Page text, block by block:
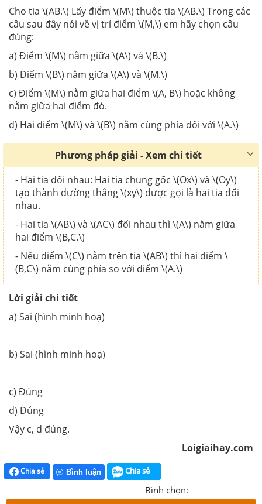
Cho tia \(AB.\) Lấy điểm \(M\) thuộc tia \(AB.\) Trong các
câu sau đây nói về vị trí điểm \(M,\) em hãy chọn câu
đúng:
a) Điểm \(M\) nằm giữa \(A\) và \(B.\)
b) Điểm \(B\) nằm giữa \(A\) và \(M.\)
c) Điểm \(M\) nằm giữa hai điểm \(A, B\) hoặc không
nằm giữa hai điểm đó.
d) Hai điểm \(M\) và \(B\) nằm cùng phía đối với \(A.\)
Phương pháp giải - Xem chi tiết
- Hai tia đối nhau: Hai tia chung gốc \(Ox\) và \(Oy\)
tạo thành đường thẳng \(xy\) được gọi là hai tia đối
nhau.
- Hai tia \(AB\) và \(AC\) đối nhau thì \(A\) nằm giữa
hai điểm \(B,C.\)
- Nếu điểm \(C\) nằm trên tia \(AB\) thì hai điểm \
(B,C\) nằm cùng phía so với điểm \(A.\)
Lời giải chi tiết
a) Sai (hình minh hoạ)
b) Sai (hình minh hoạ)
c) Đúng
d) Đúng
Vậy c, d đúng.
Loigiaihay.com
Chia sẻ Bình luận Chia sẻ
Bình chọn: